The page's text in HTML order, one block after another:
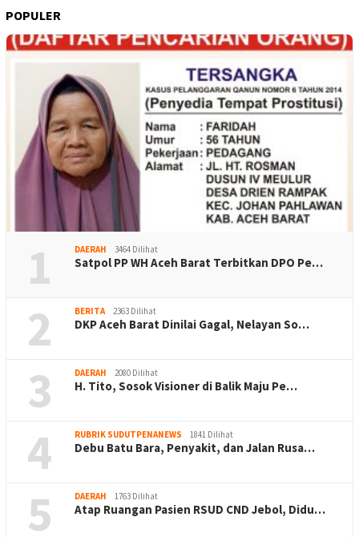
POPULER
1 DAERAH 3464 Dilihat
Satpol PP WH Aceh Barat Terbitkan DPO Pe…
2 BERITA 2363 Dilihat
DKP Aceh Barat Dinilai Gagal, Nelayan So…
3 DAERAH 2080 Dilihat
H. Tito, Sosok Visioner di Balik Maju Pe…
4 RUBRIK SUDUTPENANEWS 1841 Dilihat
Debu Batu Bara, Penyakit, dan Jalan Rusa…
5 DAERAH 1763 Dilihat
Atap Ruangan Pasien RSUD CND Jebol, Didu…